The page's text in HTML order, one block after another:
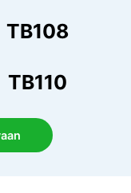
TB108
TB110